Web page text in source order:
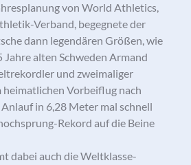
von World Athletics,
Verband, begegnete der
dann legendären Größen, wie
Jahre alten Schweden Armand
und zweimaliger
heimatlichen Vorbeiflug nach
in 6,28 Meter mal schnell
Rekord auf die Beine
dabei auch die Weltklasse-